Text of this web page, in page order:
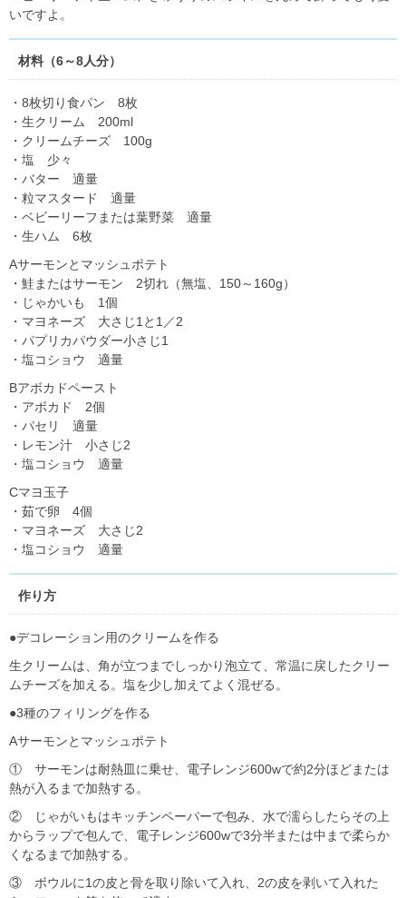
いですよ。
材料（6～8人分）
・8枚切り食パン 8枚
・生クリーム 200ml
・クリームチーズ 100g
・塩 少々
・バター 適量
・粒マスタード 適量
・ベビーリーフまたは葉野菜 適量
・生ハム 6枚
Aサーモンとマッシュポテト
・鮭またはサーモン 2切れ（無塩、150～160g）
・じゃかいも 1個
・マヨネーズ 大さじ1と1／2
・パプリカパウダー小さじ1
・塩コショウ 適量
Bアボカドペースト
・アボカド 2個
・パセリ 適量
・レモン汁 小さじ2
・塩コショウ 適量
Cマヨ玉子
・茹で卵 4個
・マヨネーズ 大さじ2
・塩コショウ 適量
作り方
●デコレーション用のクリームを作る
生クリームは、角が立つまでしっかり泡立て、常温に戻したクリー
ムチーズを加える。塩を少し加えてよく混ぜる。
●3種のフィリングを作る
Aサーモンとマッシュポテト
① サーモンは耐熱皿に乗せ、電子レンジ600wで約2分ほどまたは
熱が入るまで加熱する。
② じゃがいもはキッチンペーパーで包み、水で濡らしたらその上
からラップで包んで、電子レンジ600wで3分半または中まで柔らか
くなるまで加熱する。
③ ボウルに1の皮と骨を取り除いて入れ、2の皮を剥いて入れた